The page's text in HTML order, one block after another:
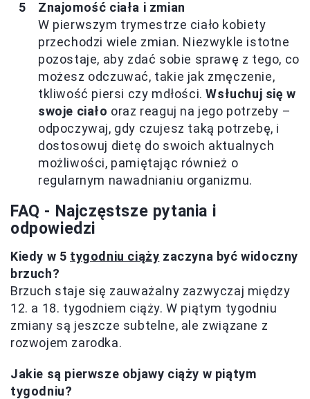
Znajomość ciała i zmian
W pierwszym trymestrze ciało kobiety
przechodzi wiele zmian. Niezwykle istotne
pozostaje, aby zdać sobie sprawę z tego, co
możesz odczuwać, takie jak zmęczenie,
tkliwość piersi czy mdłości.Wsłuchuj się w
swoje ciało oraz reaguj na jego potrzeby –
odpoczywaj, gdy czujesz taką potrzebę, i
dostosowuj dietę do swoich aktualnych
możliwości, pamiętając również o
regularnym nawadnianiu organizmu.
FAQ - Najczęstsze pytania i
odpowiedzi
Kiedy w 5 tygodniu ciąży zaczyna być widoczny
brzuch?
Brzuch staje się zauważalny zazwyczaj między
12. a 18. tygodniem ciąży. W piątym tygodniu
zmiany są jeszcze subtelne, ale związane z
rozwojem zarodka.
Jakie są pierwsze objawy ciąży w piątym
tygodniu?